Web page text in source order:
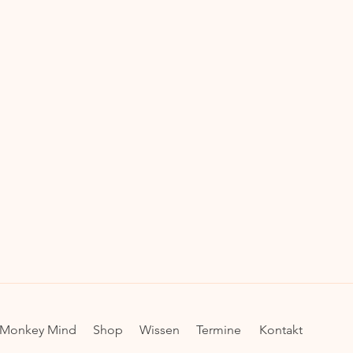
Monkey Mind Shop Wissen Termine Kontakt